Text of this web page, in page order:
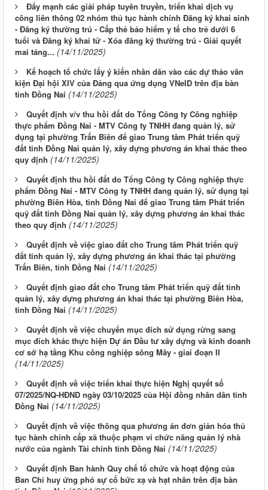
Đẩy mạnh các giải pháp tuyên truyền, triển khai dịch vụ
công liên thông 02 nhóm thủ tục hành chính Đăng ký khai sinh
- Đăng ký thường trú - Cấp thẻ bảo hiểm y tế cho trẻ dưới 6
tuổi và Đăng ký khai tử - Xóa đăng ký thường trú - Giải quyết
mai táng... (14/11/2025)
Kế hoạch tổ chức lấy ý kiến nhân dân vào các dự thảo văn
kiện Đại hội XIV của Đảng qua ứng dụng VNeID trên địa bàn
tỉnh Đồng Nai (14/11/2025)
Quyết định v/v thu hồi đất do Tổng Công ty Công nghiệp
thực phẩm Đồng Nai - MTV Công ty TNHH đang quản lý, sử
dụng tại phường Trấn Biên để giao Trung tâm Phát triển quỹ
đất tỉnh Đồng Nai quản lý, xây dựng phương án khai thác theo
quy định (14/11/2025)
Quyết định thu hồi đất do Tổng Công ty Công nghiệp thực
phẩm Đồng Nai - MTV Công ty TNHH đang quản lý, sử dụng tại
phường Biên Hòa, tỉnh Đồng Nai để giao Trung tâm Phát triển
quỹ đất tỉnh Đồng Nai quản lý, xây dựng phương án khai thác
theo quy định (14/11/2025)
Quyết định về việc giao đất cho Trung tâm Phát triển quỹ
đất tỉnh quản lý, xây dựng phương án khai thác tại phường
Trấn Biên, tỉnh Đồng Nai (14/11/2025)
Quyết định giao đất cho Trung tâm Phát triển quỹ đất tỉnh
quản lý, xây dựng phương án khai thác tại phường Biên Hòa,
tỉnh Đồng Nai (14/11/2025)
Quyết định về việc chuyển mục đích sử dụng rừng sang
mục đích khác thực hiện Dự án Đầu tư xây dựng và kinh doanh
cơ sở hạ tầng Khu công nghiệp sông Mây - giai đoạn II
(14/11/2025)
Quyết định về việc triển khai thực hiện Nghị quyết số
07/2025/NQ-HĐND ngày 03/10/2025 của Hội đồng nhân dân tỉnh
Đồng Nai (14/11/2025)
Quyết định về việc thông qua phương án đơn giản hóa thủ
tục hành chính cấp xã thuộc phạm vi chức năng quản lý nhà
nước của ngành Tài chính tỉnh Đồng Nai (14/11/2025)
Quyết định Ban hành Quy chế tổ chức và hoạt động của
Ban Chỉ huy ứng phó sự cố bức xạ và hạt nhân trên địa bàn